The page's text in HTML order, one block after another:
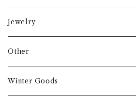
Jewelry
Other
Winter Goods